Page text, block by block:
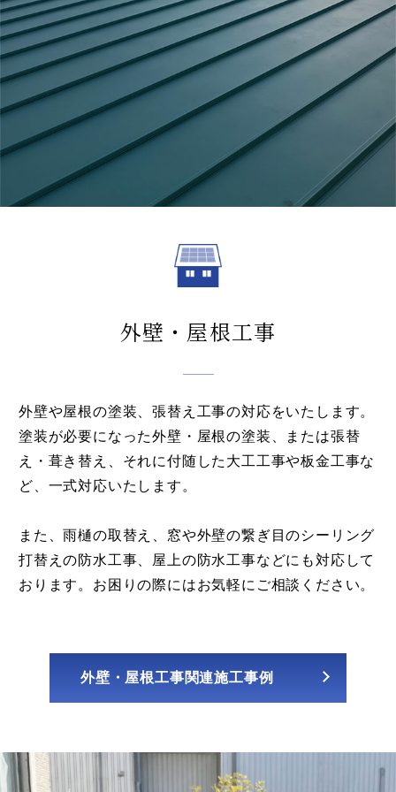
外壁・屋根工事
外壁や屋根の塗装、張替え工事の対応をいたします。
塗装が必要になった外壁・屋根の塗装、または張替
え・葺き替え、それに付随した大工工事や板金工事な
ど、一式対応いたします。
また、雨樋の取替え、窓や外壁の繋ぎ目のシーリング
打替えの防水工事、屋上の防水工事などにも対応して
おります。お困りの際にはお気軽にご相談ください。
外壁・屋根工事関連施工事例